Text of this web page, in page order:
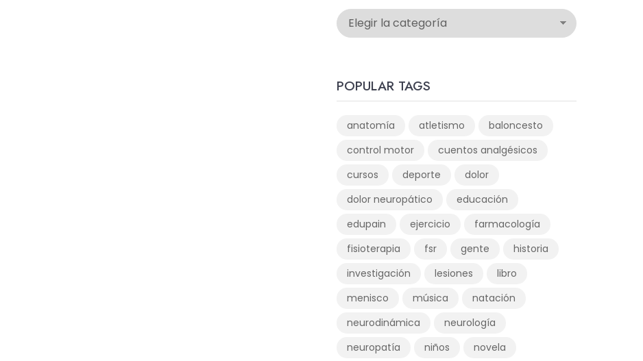
POPULAR TAGS
anatomía atletismo
baloncesto
control motor
cuentos analgésicos
cursos
deporte
dolor
dolor neuropático
educación
edupain
ejercicio
farmacología
fisioterapia
fsr gente
historia
investigación
lesiones
libro
menisco
música
natación
neurodinámica
neurología
neuropatía
niños
novela